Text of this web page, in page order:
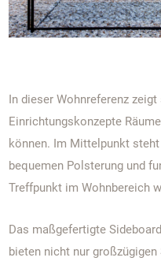
In dieser Wohnreferenz
Einrichtungskonzepte
können. Im Mittelpunkt steht
bequemen Polsterung und
Treffpunkt im Wohnbereich
Das maßgefertigte
bieten nicht nur